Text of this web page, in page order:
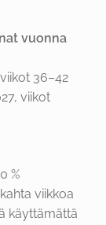
vuonna
36–42
viikot
%
viikkoa
käyttämättä